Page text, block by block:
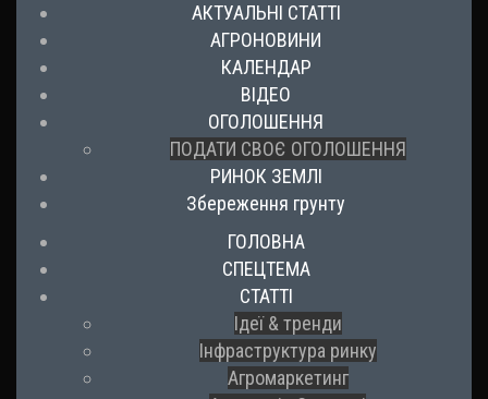
АКТУАЛЬНІ СТАТТІ
АГРОНОВИНИ
КАЛЕНДАР
ВІДЕО
ОГОЛОШЕННЯ
ПОДАТИ СВОЄ ОГОЛОШЕННЯ
РИНОК ЗЕМЛІ
Збереження грунту
ГОЛОВНА
СПЕЦТЕМА
СТАТТІ
Ідеї & тренди
Інфраструктура ринку
Агромаркетинг